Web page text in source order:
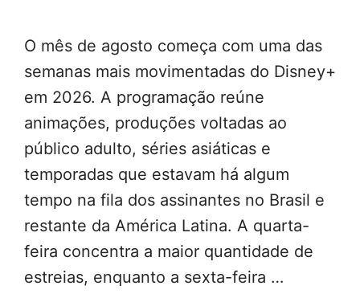
O mês de agosto começa com uma das
semanas mais movimentadas do Disney+
em 2026. A programação reúne
animações, produções voltadas ao
público adulto, séries asiáticas e
temporadas que estavam há algum
tempo na fila dos assinantes no Brasil e
restante da América Latina. A quarta-
feira concentra a maior quantidade de
estreias, enquanto a sexta-feira …